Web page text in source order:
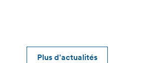
Plus d'actualités